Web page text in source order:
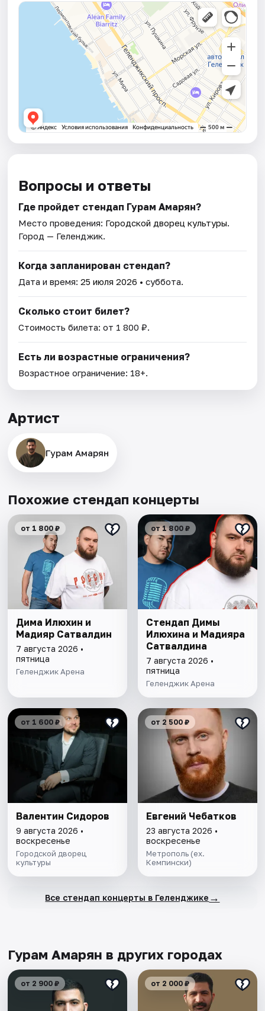
Вопросы и ответы
Где пройдет стендап Гурам Амарян?
Место проведения: Городской дворец культуры.
Город — Геленджик.
Когда запланирован стендап?
Дата и время:25 июля 2026 • суббота.
Сколько стоит билет?
Стоимость билета: от 1 800 ₽.
Есть ли возрастные ограничения?
Возрастное ограничение: 18+.
Артист
Гурам Амарян
Похожие стендап концерты
от 1 800 ₽
Дима Илюхин и
Мадияр Сатвалдин
7 августа 2026 •
пятница
Геленджик Арена
от 1 800 ₽
Стендап Димы
Илюхина и Мадияра
Сатвалдина
7 августа 2026 •
пятница
Геленджик Арена
от 1 600 ₽
Валентин Сидоров
9 августа 2026 •
воскресенье
Городской дворец
культуры
от 2 500 ₽
Евгений Чебатков
23 августа 2026 •
воскресенье
Метрополь (ex.
Кемпински)
Все стендап концерты в Геленджике →
Гурам Амарян в других городах
от 2 900 ₽ от 2 000 ₽